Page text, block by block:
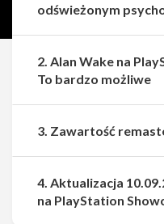
odświeżonym
2. Alan Wake na
To bardzo możliwe
3. Zawartość
4. Aktualizacja
na PlayStation